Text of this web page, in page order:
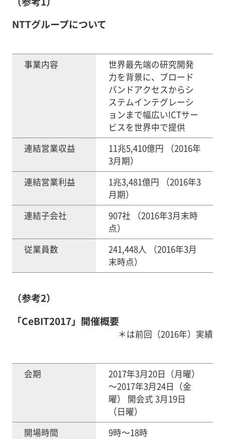
NTTグループについて
事業内容
世界最先端の研究開発
力を背景に、ブロード
バンドアクセスからシ
ステムインテグレーシ
ョンまで幅広いICTサー
ビスを世界中で提供
連結営業収益
11兆5,410億円 （2016年
3月期）
連結営業利益
1兆3,481億円 （2016年3
月期）
連結子会社
907社 （2016年3月末時
点）
従業員数
241,448人 （2016年3月
末時点）
（参考2）
「CeBIT2017」開催概要
＊は前回（2016年）実績
会期
2017年3月20日（月曜）
～2017年3月24日（金
曜） 開会式 3月19日
（日曜）
開場時間
9時～18時